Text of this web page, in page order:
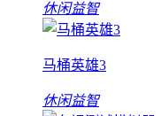
休闲益智
马桶英雄3
休闲益智